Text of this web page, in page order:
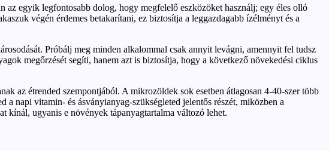
az egyik legfontosabb dolog, hogy megfelelő eszközöket használj; egy éles olló
végén érdemes betakarítani, ez biztosítja a leggazdagabb ízélményt és a
Próbálj meg minden alkalommal csak annyit levágni, amennyit fel tudsz
megőrzését segíti, hanem azt is biztosítja, hogy a következő növekedési ciklus
az étrended szempontjából. A mikrozöldek sok esetben átlagosan 4-40-szer több
napi vitamin- és ásványianyag-szükségleted jelentős részét, miközben a
kínál, ugyanis e növények tápanyagtartalma változó lehet.